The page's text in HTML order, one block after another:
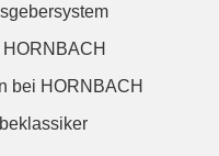
bei HORNBACH